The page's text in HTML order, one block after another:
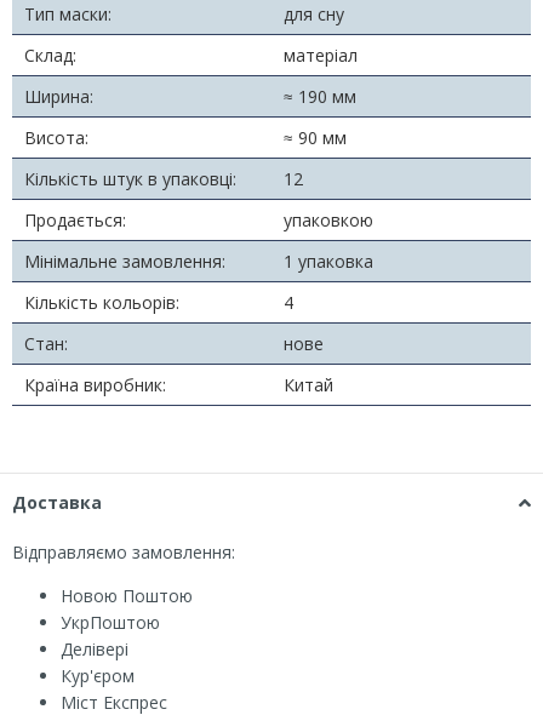
Тип маски:
для сну
Склад:
матеріал
Ширина:
≈ 190 мм
Висота:
≈ 90 мм
Кількість штук в упаковці:
12
Продається:
упаковкою
Мінімальне замовлення:
1 упаковка
Кількість кольорів:
4
Стан:
нове
Країна виробник:
Китай
Доставка
Відправляємо замовлення:
Новою Поштою
УкрПоштою
Делівері
Кур'єром
Міст Експрес